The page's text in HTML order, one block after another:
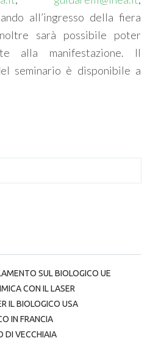
all’ingresso della fiera
sarà possibile poter
alla manifestazione. Il
seminario è disponibile a
SUL BIOLOGICO UE
CON IL LASER
IL BIOLOGICO USA
IN FRANCIA
DI VECCHIAIA